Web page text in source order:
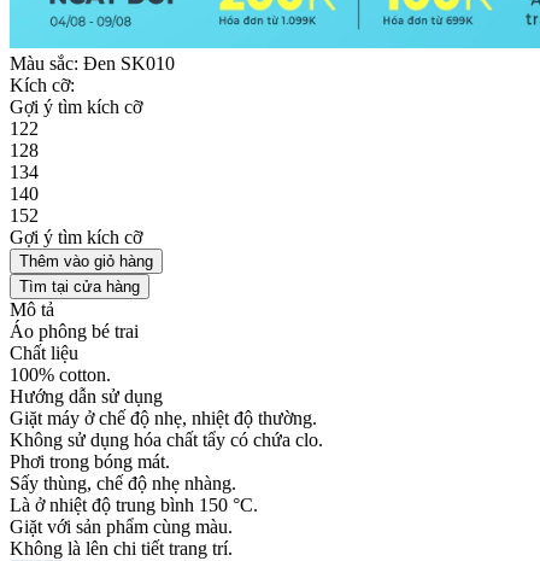
Màu sắc: Đen SK010
Kích cỡ:
Gợi ý tìm kích cỡ
122
128
134
140
152
Gợi ý tìm kích cỡ
Thêm vào giỏ hàng
Tìm tại cửa hàng
Mô tả
Áo phông bé trai
Chất liệu
100% cotton.
Hướng dẫn sử dụng
Giặt máy ở chế độ nhẹ, nhiệt độ thường.
Không sử dụng hóa chất tẩy có chứa clo.
Phơi trong bóng mát.
Sấy thùng, chế độ nhẹ nhàng.
Là ở nhiệt độ trung bình 150 °C.
Giặt với sản phẩm cùng màu.
Không là lên chi tiết trang trí.